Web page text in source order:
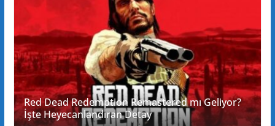
Red Dead Redemption Remastered mı Geliyor?
İşte Heyecanlandıran Detay